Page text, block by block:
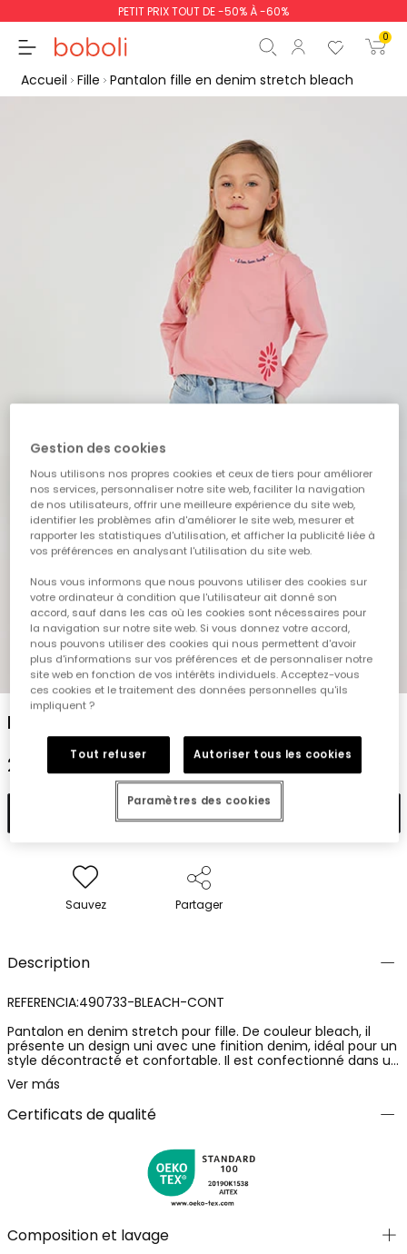
PETIT PRIX TOUT DE -50% À -60%
0
Commencer la
Accueil Fille Pantalon fille en denim stretch bleach
1 2 3 4 5
Pantalon fille en denim stretch bleach
29,95 €
Sauvez Partager
Description
REFERENCIA:490733-BLEACH-CONT
Pantalon en denim stretch pour fille. De couleur bleach, il
présente un design uni avec une finition denim, idéal pour un
style décontracté et confortable. Il est confectionné dans un
tissu denim souple, avec une composition de 80% coton et
20% polyester, apportant confort et un ajustement agréable
au quotidien. Une pièce polyvalente et pratique, parfaite pour
associer avec différents looks enfantins.
Ver más
Certificats de qualité
Composition et lavage
Gestion des cookies
Nous utilisons nos propres cookies et ceux de tiers pour améliorer
nos services, personnaliser notre site web, faciliter la navigation
de nos utilisateurs, offrir une meilleure expérience du site web,
identifier les problèmes afin d'améliorer le site web, mesurer et
rapporter les statistiques d'utilisation, et afficher la publicité liée à
vos préférences en analysant l'utilisation du site web.
Nous vous informons que nous pouvons utiliser des cookies sur
votre ordinateur à condition que l'utilisateur ait donné son
accord, sauf dans les cas où les cookies sont nécessaires pour
la navigation sur notre site web. Si vous donnez votre accord,
nous pouvons utiliser des cookies qui nous permettent d'avoir
plus d'informations sur vos préférences et de personnaliser notre
site web en fonction de vos intérêts individuels. Acceptez-vous
ces cookies et le traitement des données personnelles qu'ils
impliquent ?
Tout refuser Autoriser tous les cookies
Paramètres des cookies